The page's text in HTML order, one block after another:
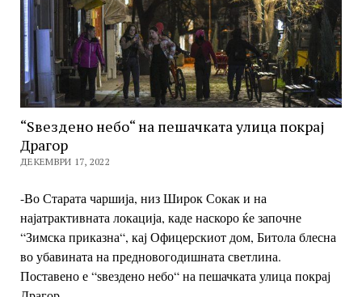
“Ѕвездено небо“ на пешачката улица покрај
Драгор
ДЕКЕМВРИ 17, 2022
-Во Старата чаршија, низ Широк Сокак и на
најатрактивната локација, каде наскоро ќе започне
“Зимска приказна“, кај Офицерскиот дом, Битола блесна
во убавината на предновогодишната светлина.
Поставено е “ѕвездено небо“ на пешачката улица покрај